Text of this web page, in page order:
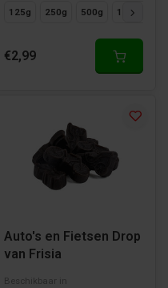
125g
250g 500g 1000g
€2,99
Auto's en Fietsen Drop
van Frisia
Beschikbaar in